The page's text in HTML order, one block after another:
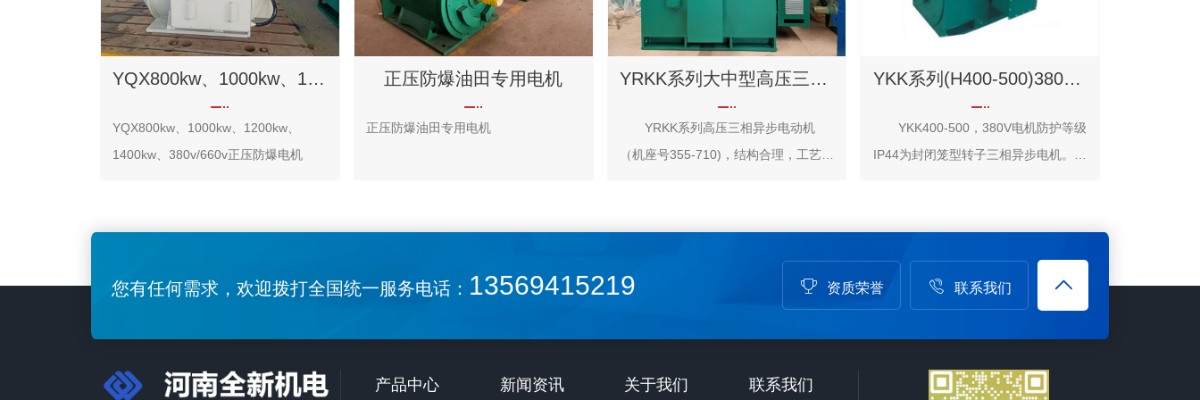
YQX800kw、1000kw、1200kw、1400kw、380v/660v正压防爆电机
YQX800kw、1000kw、1200kw、
1400kw、380v/660v正压防爆电机
正压防爆油田专用电机
正压防爆油田专用电机
YRKK系列大中型高压三相异步电动机
YRKK系列高压三相异步电动机
（机座号355-710)，结构合理，工艺先
YRKK高压电机采用箱式结构，机座由
钢板焊接而成，重量轻、刚度好。
YRKK高压电机为封闭式结构电机顶部
级耐热绝缘材料、顶部绑扎可靠，并经
好的绝缘性能和机械强度。 YRKK
YKK系列(H400-500)380V三相异步电机
YKK400-500，380V电机防护等级
IP44为封闭笼型转子三相异步电机。其
有部件均可拆装，方便安装与维修。防
护等级为IP44或IP54，冷却方法为
IC611。 本系列电机具有节能、噪
音低、振动小、重量轻、性能可靠、安
装维修方便等优点。可作驱动各种不同
机械之用。如通风电机、压缩机、水
泵、破碎机、切削机麻烦及其它设备，
您有任何需求，欢迎拨打全国统一服务电话： 13569415219 资质荣誉 联系我们
产品中心 新闻资讯 关于我们 联系我们